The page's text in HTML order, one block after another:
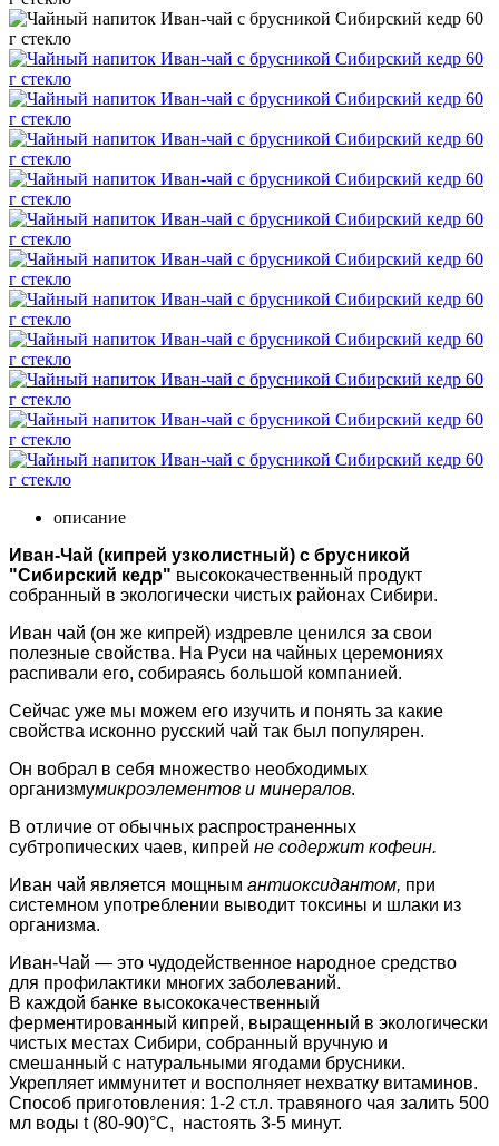
описание
Иван-Чай (кипрей узколистный) с брусникой
"Сибирский кедр" высококачественный продукт
собранный в экологически чистых районах Сибири.
Иван чай (он же кипрей) издревле ценился за свои
полезные свойства. На Руси на чайных церемониях
распивали его, собираясь большой компанией.
Сейчас уже мы можем его изучить и понять за какие
свойства исконно русский чай так был популярен.
Он вобрал в себя множество необходимых
организмумикроэлементов и минералов.
В отличие от обычных распространенных
субтропических чаев, кипрей не содержит кофеин.
Иван чай является мощным антиоксидантом, при
системном употреблении выводит токсины и шлаки из
организма.
Иван-Чай — это чудодейственное народное средство
для профилактики многих заболеваний.
В каждой банке высококачественный
ферментированный кипрей, выращенный в экологически
чистых местах Сибири, собранный вручную и
смешанный с натуральными ягодами брусники.
Укрепляет иммунитет и восполняет нехватку витаминов.
Способ приготовления: 1-2 ст.л. травяного чая залить 500
мл воды t (80-90)°С, настоять 3-5 минут.